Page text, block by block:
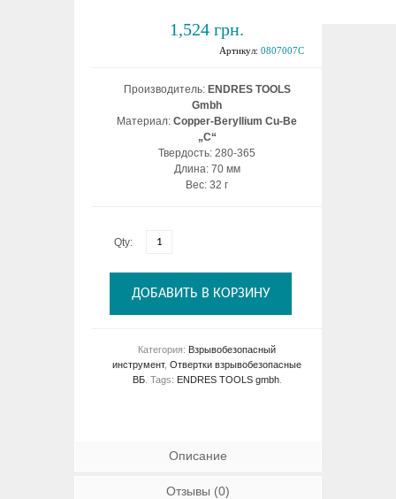
1,524 грн.
Артикул: 0807007C
Производитель: ENDRES TOOLS
Gmbh
Материал: Copper-Beryllium Cu-Be
„C“
Твердость: 280-365
Длина: 70 мм
Вес: 32 г
Qty:
ДОБАВИТЬ В КОРЗИНУ
Категория: Взрывобезопасный
инструмент, Отвертки взрывобезопасные
ВБ. Tags: ENDRES TOOLS gmbh.
Описание
Отзывы (0)